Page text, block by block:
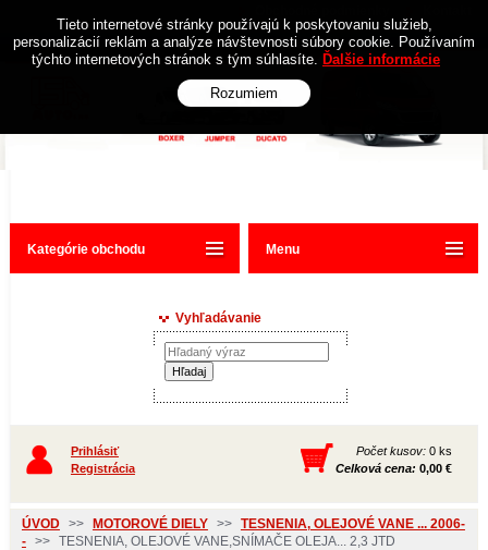
Kategórie obchodu
Vyhľadávanie
Prihlásiť
Registrácia
Počet kusov: 0 ks
Celková cena: 0,00 €
ÚVOD >> MOTOROVÉ DIELY >> TESNENIA, OLEJOVÉ VANE ... 2006-
- >> TESNENIA, OLEJOVÉ VANE,SNÍMAČE OLEJA... 2,3 JTD
Menu
Tieto internetové stránky používajú k poskytovaniu služieb,
personalizácií reklám a analýze návštevnosti súbory cookie. Používaním
týchto internetových stránok s tým súhlasíte. Ďalšie informácie
Rozumiem